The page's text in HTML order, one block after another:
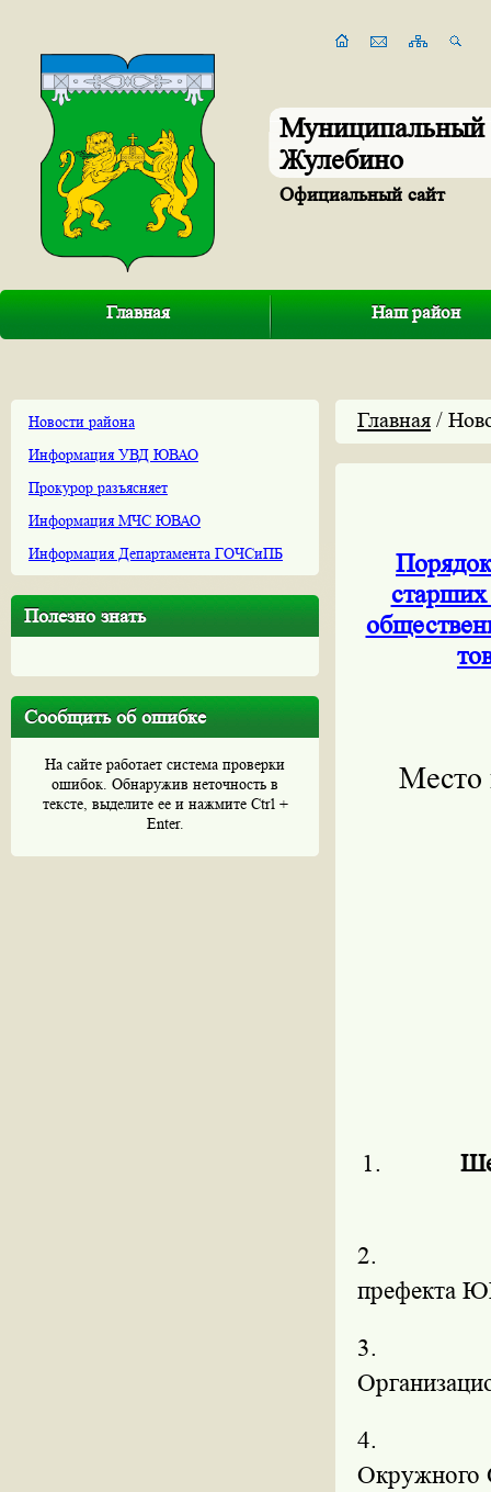
Муниципальный
Жулебино
Официальный сайт
Главная Наш район
Новости района
Информация УВД ЮВАО
Прокурор разъясняет
Информация МЧС ЮВАО
Информация Департамента ГОЧСиПБ
Полезно знать
Сообщить об ошибке
На сайте работает система проверки
ошибок. Обнаружив неточность в
тексте, выделите ее и нажмите Ctrl +
Enter.
Главная /
Место
1.
2.
префекта
3.
4.